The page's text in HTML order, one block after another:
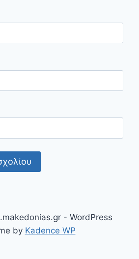
- WordPress
by Kadence WP